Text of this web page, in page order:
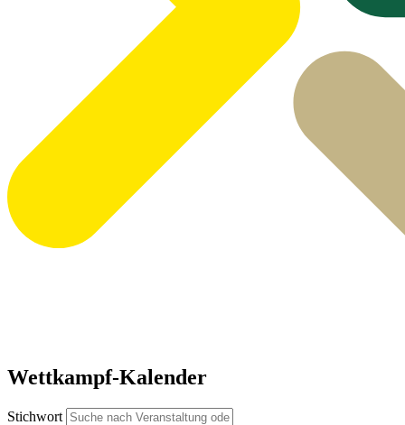
Wettkampf-Kalender
Stichwort